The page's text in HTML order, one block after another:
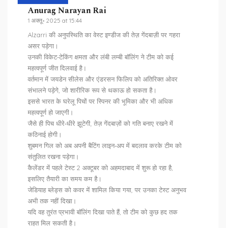
Anurag Narayan Rai
1 अक्तू॰ 2025 at 15:44
Alzarri की अनुपस्थिति का वेस्ट इण्डीज की तेज़ गेंदबाज़ी पर गहरा
असर पड़ेगा।
उनकी विकेट‑टेकिंग क्षमता और लंबी लम्बी बॉलिंग ने टीम को कई
महत्वपूर्ण जीत दिलवाई है।
वर्तमान में जयडेन सीलेस और एंडरसन फिलिप को अतिरिक्त ओवर
संभालने पड़ेगे, जो शारीरिक रूप से थकाऊ हो सकता है।
इससे भारत के घरेलू पिचों पर स्पिनर की भूमिका और भी अधिक
महत्वपूर्ण हो जाएगी।
जैसे ही पिच धीरे‑धीरे झूटेगी, तेज़ गेंदबाज़ों को गति बनाए रखने में
कठिनाई होगी।
शुबमन गिल को अब अपनी बैटिंग लाइन‑अप में बदलाव करके टीम को
संतुलित रखना पड़ेगा।
कैलेंडर में पहले टेस्ट 2 अक्टूबर को अहमदाबाद में शुरू हो रहा है,
इसलिए तैयारी का समय कम है।
जेडियाह ब्लेड्स को कवर में शामिल किया गया, पर उनका टेस्ट अनुभव
अभी तक नहीं दिखा।
यदि वह तुरंत प्रभावी बॉलिंग दिखा पाते हैं, तो टीम को कुछ हद तक
राहत मिल सकती है।